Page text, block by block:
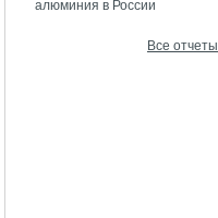
алюминия в России
Все отчеты